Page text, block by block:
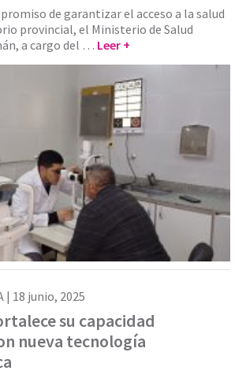
de garantizar el acceso a la salud
provincial, el Ministerio de Salud
a cargo del … Leer +
| 18 junio, 2025
su capacidad
nueva tecnología